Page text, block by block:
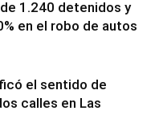
1.240 detenidos y
en el robo de autos
el sentido de
calles en Las